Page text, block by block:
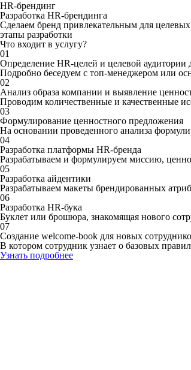
HR-брендинг
Разработка HR-брендинга
Сделаем бренд привлекательным для
этапы разработки
Что входит в услугу?
01
Определение HR-целей и целевой аудитории
Подробно беседуем с топ-менеджером или
02
Анализ образа компании и выявление
Проводим количественные и качественные
03
Формулирование ценностного предложения
На основании проведенного анализа
04
Разработка платформы HR-бренда
Разрабатываем и формулируем миссию,
05
Разработка айдентики
Разрабатываем макеты брендированных
06
Разработка HR-бука
Буклет или брошюра, знакомящая нового
07
Создание welcome-book для новых
В котором сотрудник узнает о базовых
Узнать подробнее